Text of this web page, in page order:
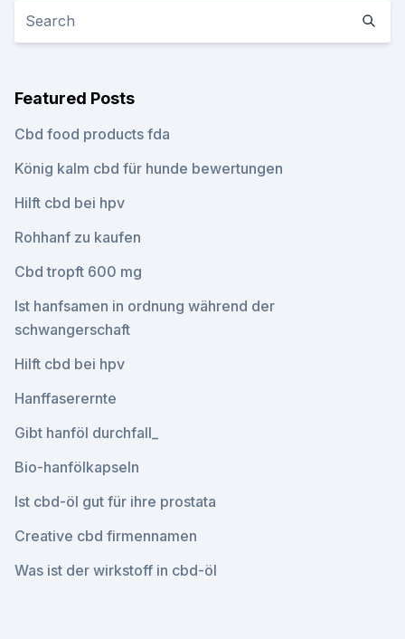
Featured Posts
Cbd food products fda
König kalm cbd für hunde bewertungen
Hilft cbd bei hpv
Rohhanf zu kaufen
Cbd tropft 600 mg
Ist hanfsamen in ordnung während der
schwangerschaft
Hilft cbd bei hpv
Hanffaserernte
Gibt hanföl durchfall_
Bio-hanfölkapseln
Ist cbd-öl gut für ihre prostata
Creative cbd firmennamen
Was ist der wirkstoff in cbd-öl